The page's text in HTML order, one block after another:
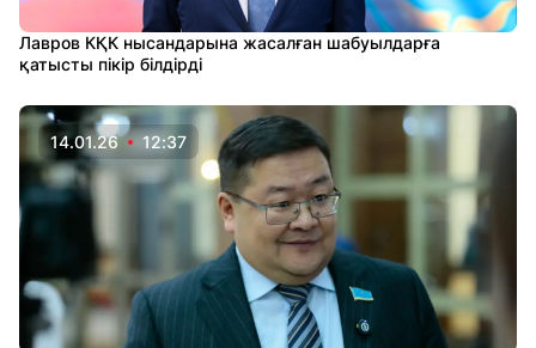
Лавров КҚК нысандарына жасалған шабуылдарға
қатысты пікір білдірді
14.01.26 12:37